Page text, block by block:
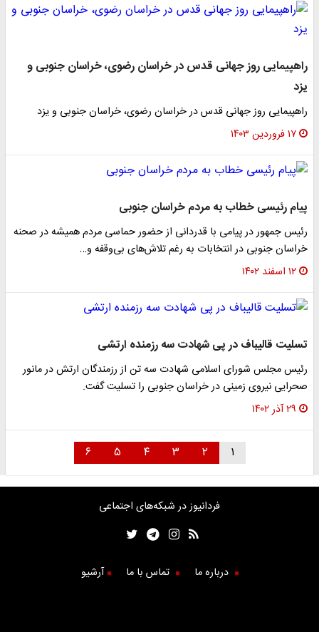
راهپیمایی روز جهانی قدس در خراسان رضوی، خراسان جنوبی و
یزد
راهپیمایی روز جهانی قدس در خراسان رضوی، خراسان جنوبی و یزد
۱۷ فروردین ۱۴۰۳
پیام رئیسی خطاب به مردم خراسان جنوبی
رئیس جمهور در پیامی با قدردانی از حضور حماسی مردم همیشه در صحنه
خراسان جنوبی در انتخابات به رغم تلاش‌های بی‌وقفه و…
۱۲ اسفند ۱۴۰۲
تسلیت قالیباف در پی شهادت سه رزمنده ارتشی
رئیس مجلس شورای اسلامی شهادت سه تن از رزمندگان ارتش در مانور
صحرایی نیروی زمینی در خراسان جنوبی را تسلیت گفت.
۲۹ آذر ۱۴۰۲
۱ ۲ ۳ ۴ ۵ ۶
فردانیوز در شبکه‌های اجتماعی
درباره ما تماس با ما آرشیو